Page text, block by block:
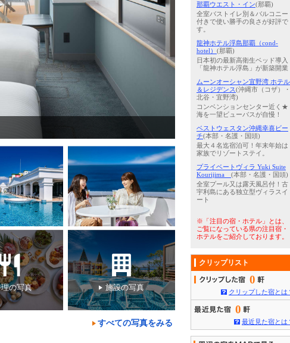
沖縄3店舗お風呂フェア
の写真 施設の写真
すべての写真をみる
那覇ウエスト・イン(那覇)
全室バストイレ別＆バルコニー
付きで使い勝手の良さが好評で
す。
龍神ホテル浮島那覇（cond-
hotel） (那覇)
日本初の最新高衛生ベッド導入
「龍神ホテル浮島」が新築開業
ムーンオーシャン宜野湾 ホテル
＆レジデンス(沖縄市（コザ）・
北谷・宜野湾)
コンベンションセンター近く★
海を一望ビューバスが自慢！
ベストウェスタン沖縄幸喜ビー
チ(本部・名護・国頭)
最大４名迄宿泊可！年末年始は
家族でリゾートステイ。
プライベートヴィラ Yuki Suite
Kourijima (本部・名護・国頭)
全室プール又は露天風呂付！古
宇利島にある独立型ヴィラスイ
ート
※「注目の宿・ホテル」とは、
ご覧になっている県の注目宿・
ホテルをご紹介しております。
クリップリスト
0
クリップした宿とは
0
最近見た宿とは